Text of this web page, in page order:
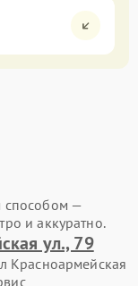
способом —
и аккуратно.
ул., 79
Красноармейская